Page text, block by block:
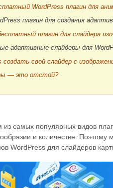
WordPress плагин для
плагин для создания
плагин для слайдера
адаптивные слайдеры для
создать свой слайдер с
— это отстой?
самых популярных видов
и количестве.
WordPress для слайдеров